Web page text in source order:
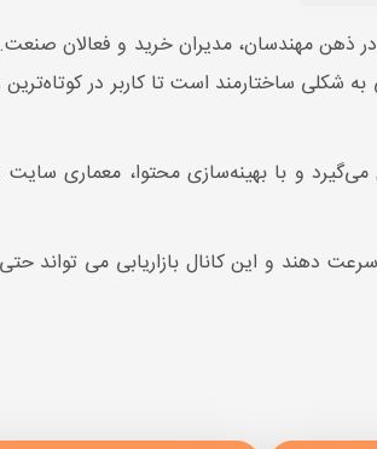
ذهن مهندسان، مدیران خرید و فعالان
ساختارمند است تا کاربر در کوتاه‌ترین
و با بهینه‌سازی محتوا، معماری سایت و
دهند و این کانال بازاریابی می تواند حتی